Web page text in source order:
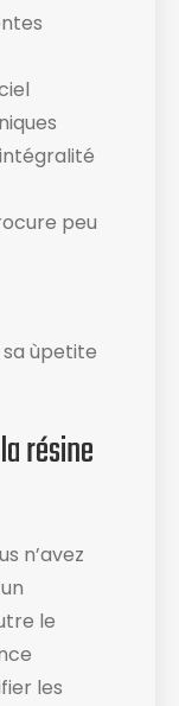
peu
ùpetite
résine
n’avez
le
les